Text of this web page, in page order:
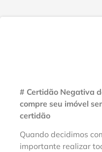
# Certidão Negativa
compre seu imóvel
certidão
Quando decidimos
importante realizar